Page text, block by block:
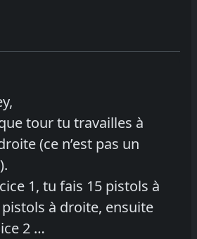
tour tu travailles à
(ce n’est pas un
1, tu fais 15 pistols à
à droite, ensuite
2 …